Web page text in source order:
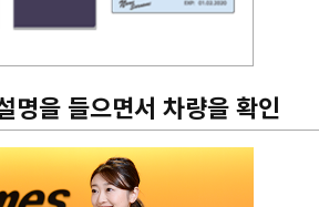
명을 들으면서 차량을 확인